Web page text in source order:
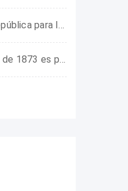
Qué significa la II República para los jóvenes de hoy
La rebelión cantonal de 1873 es protagonista en la ARMHADH